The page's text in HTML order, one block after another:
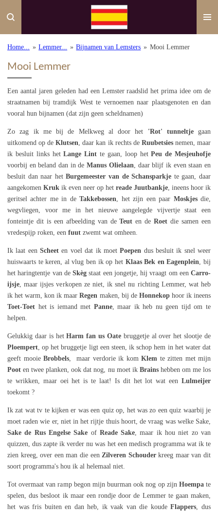
direct
de
Home... » Lemmer... » Bijnamen van Lemsters » Mooi Lemmer
Mooi Lemmer
Een aantal jaren geleden had een Lemster raadslid het prima idee om de
straatnamen bij tramdijk West te vernoemen naar plaatsgenoten en dan
vooral hun bijnamen (dat zijn geen scheldnamen)
Zo zag ik me bij de Melkweg al door het 'Rot' tunneltjegaan
uitkomend op deKlutsen, daar kan ik rechts de Ruubetsiesnemen, maar
ik besluit links hetLange Lint te gaan, loop hetPeu de Mesjeuhofje
voorbij en beland dan in deManus Olielaan, daar blijf ik even staan en
besluit dan naar hetBurgemeester van de Schansparkje te gaan, daar
aangekomen Kruk ik even neer op het reade Juutbankje, ineens hoor ik
geritsel achter me in deTakkebossen, het zijn een paar Moskjesdie,
wegvliegen, voor me in het nieuwe aangelegde vijvertje staat een
fonteintje dit is een afbeelding van deTeut en deRoet die samen een
vredespijp roken, een fuut zwemt wat omheen.
Ik laat eenScheet en voel dat ik moetPoepen dus besluit ik snel weer
huiswaarts te keren, al vlug ben ik op het Klaas Bek en Eagenplein, bij
het haringtentje van de Skèg staat een jongetje, hij vraagt om een Carro-
ijsje, maar ijsjes verkopen ze niet, ik snel nu richting Lemmer, wat heb
ik het warm, kon ik maarRegen maken, bij de Honnekophoor ik ineens
Toet-Toet het is iemand met Panne, maar ik heb nu geen tijd om te
helpen.
Gelukkig daar is hetHarm fan us Oatebruggetje al over het slootje de
Ploempert, op het bruggetje ligt een steen, ik schop hem in het water dat
geeft mooie Brobbels, maar verdorie ik kom Klem te zitten met mijn
Poot en twee planken, ook dat nog, nu moet ik Brainshebben om me los
te wrikken, maar oei het is te laat! Is dit het lot wat een Lulmeijer
toekomt ?
Ik zat wat tv te kijken er was een quiz op, het was zo een quiz waarbij je
moet raden wie er, niet in het rijtje thuis hoort, de vraag was welke Sake,
Sake de Rus Engelse Sake of Reade Sake, maar ik hou niet zo van
quizzen, dus zapte ik verder nu was het een medisch programma wat ik te
zien kreeg, over een man die eenZilveren Schouderkreeg maar van dit
soort programma's hou ik al helemaal niet.
Tot overmaat van ramp begon mijn buurman ook nog op zijn Hoempate
spelen, dus besloot ik maar een rondje door de Lemmer te gaan maken,
het was fris buiten en dan heb, ik vaak van die koudeFlappers, dus